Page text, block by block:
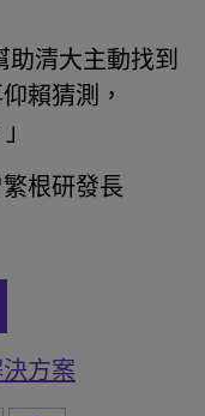
助清大主動找到
賴猜測，
根研發長
方案